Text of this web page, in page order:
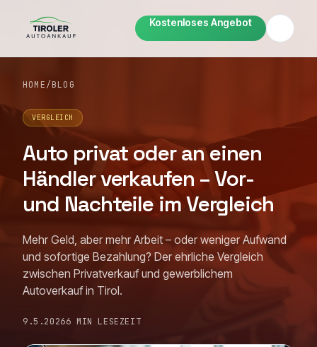
Kostenloses Angebot
HOME/BLOG
VERGLEICH
Auto privat oder an einen
Händler verkaufen – Vor-
und Nachteile im Vergleich
Mehr Geld, aber mehr Arbeit – oder weniger Aufwand
und sofortige Bezahlung? Der ehrliche Vergleich
zwischen Privatverkauf und gewerblichem
Autoverkauf in Tirol.
9.5.20266 MIN LESEZEIT